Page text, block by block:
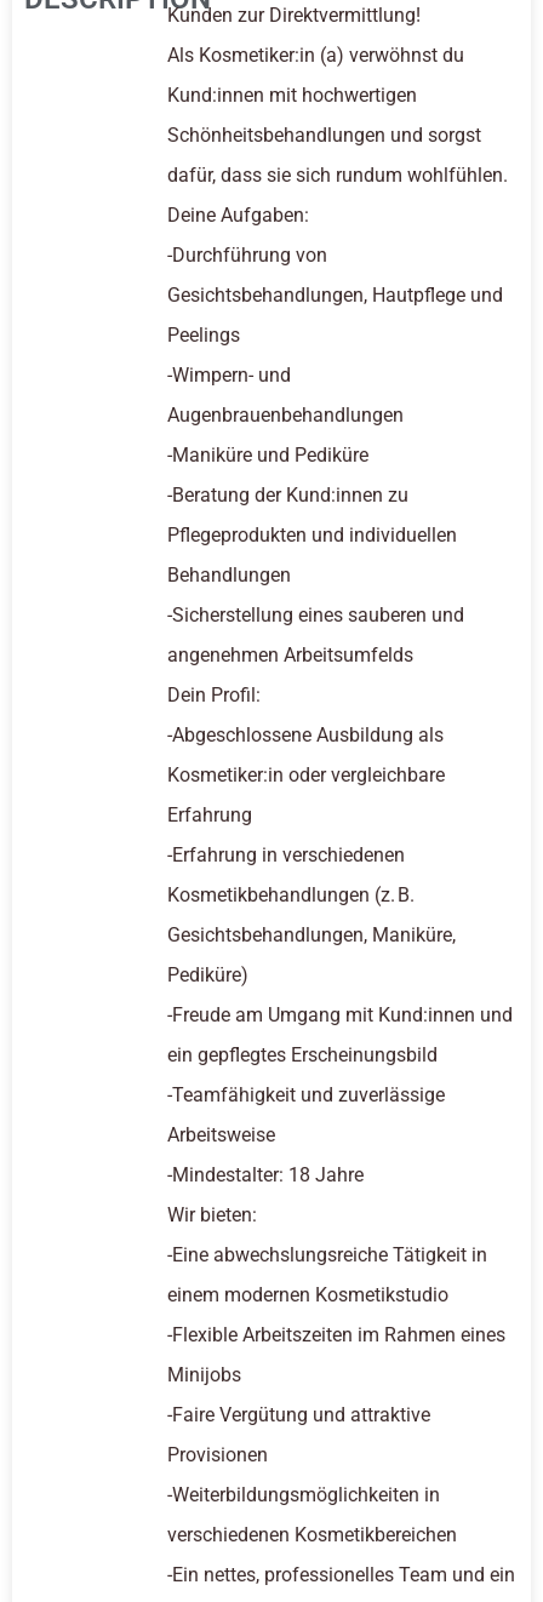
Kunden zur Direktvermittlung!
Als Kosmetiker:in (a) verwöhnst du
Kund:innen mit hochwertigen
Schönheitsbehandlungen und sorgst
dafür, dass sie sich rundum wohlfühlen.
Deine Aufgaben:
-Durchführung von
Gesichtsbehandlungen, Hautpflege und
Peelings
-Wimpern- und
Augenbrauenbehandlungen
-Maniküre und Pediküre
-Beratung der Kund:innen zu
Pflegeprodukten und individuellen
Behandlungen
-Sicherstellung eines sauberen und
angenehmen Arbeitsumfelds
Dein Profil:
-Abgeschlossene Ausbildung als
Kosmetiker:in oder vergleichbare
Erfahrung
-Erfahrung in verschiedenen
Kosmetikbehandlungen (z. B.
Gesichtsbehandlungen, Maniküre,
Pediküre)
-Freude am Umgang mit Kund:innen und
ein gepflegtes Erscheinungsbild
-Teamfähigkeit und zuverlässige
Arbeitsweise
-Mindestalter: 18 Jahre
Wir bieten:
-Eine abwechslungsreiche Tätigkeit in
einem modernen Kosmetikstudio
-Flexible Arbeitszeiten im Rahmen eines
Minijobs
-Faire Vergütung und attraktive
Provisionen
-Weiterbildungsmöglichkeiten in
verschiedenen Kosmetikbereichen
-Ein nettes, professionelles Team und ein